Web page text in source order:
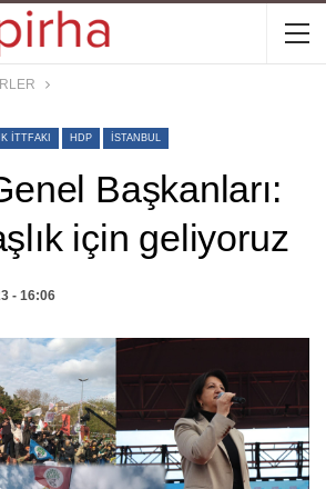
ITTFAKI HDP İSTANBUL
Başkanları:
için geliyoruz
- 16:06